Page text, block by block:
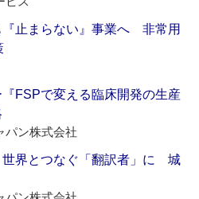
『止まらない』事業へ 非常用
『FSPで変える臨床開発の生産
パン株式会社
世界とつなぐ「翻訳者」に 城